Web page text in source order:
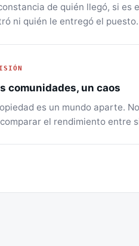
de quién llegó, si es
ni quién le entregó el puesto.
comunidades, un caos
es un mundo aparte.
el rendimiento entre